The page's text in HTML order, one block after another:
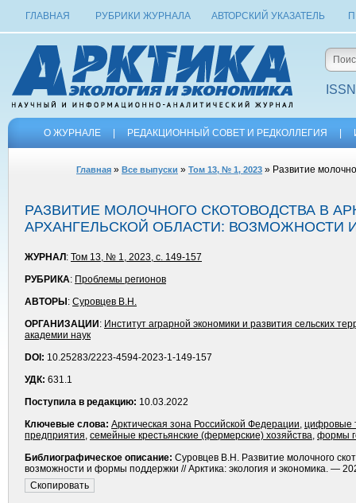
ГЛАВНАЯ РУБРИКИ ЖУРНАЛА АВТОРСКИЙ УКАЗАТЕЛЬ
О ЖУРНАЛЕ РЕДАКЦИОННЫЙ СОВЕТ И РЕДКОЛЛЕГИЯ
Главная » Все выпуски » Том 13, № 1, 2023 » Развитие
РАЗВИТИЕ МОЛОЧНОГО СКОТОВОДСТВА В
АРХАНГЕЛЬСКОЙ ОБЛАСТИ: ВОЗМОЖНОСТИ
ЖУРНАЛ : Том 13, № 1, 2023, с. 149-157
РУБРИКА: Проблемы регионов
АВТОРЫ : Суровцев В.Н.
ОРГАНИЗАЦИИ : Институт аграрной экономики и развития сельских
академии наук
DOI: 10.25283/2223-4594-2023-1-149-157
УДК: 631.1
Поступила в редакцию: 10.03.2022
Ключевые слова: Арктическая зона Российской Федерации, цифровые
предприятия, семейные крестьянские (фермерские) хозяйства, формы
Библиографическое описание: Суровцев В.Н. Развитие молочного
возможности и формы поддержки // Арктика: экология и экономика.